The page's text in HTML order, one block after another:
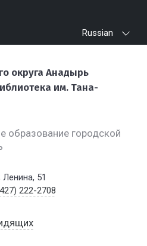
Russian
округа Анадырь
им. Тана-
образование городской
51
222-2708